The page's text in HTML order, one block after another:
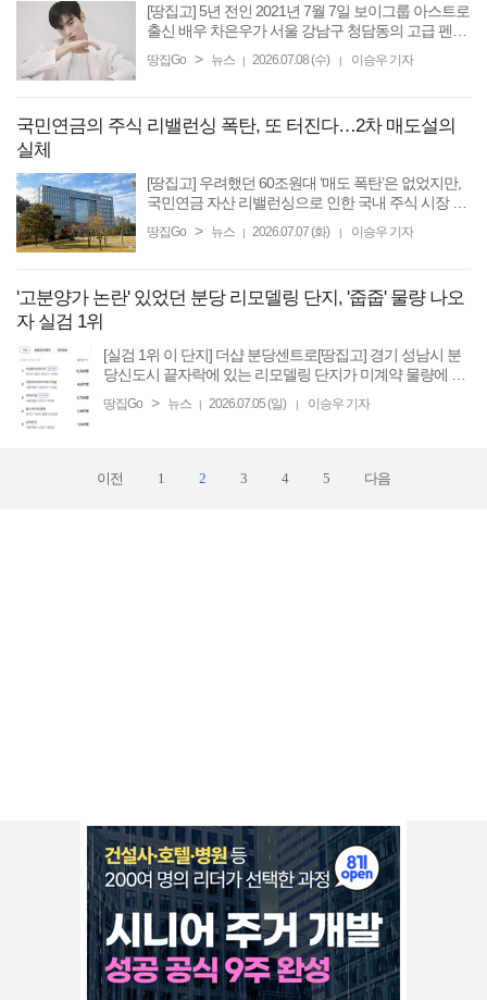
[땅집고] 5년 전인 2021년 7월 7일 보이그룹 아스트로
출신 배우 차은우가 서울 강남구 청담동의 고급 펜트
져 화제가 됐다. 현재 시장에 나온 매물 호가에 매도
땅집Go > 뉴스 | 2026.07.08 (수) | 이승우 기자
국민연금의 주식 리밸런싱 폭탄, 또 터진다…2차 매도설의
실체
[땅집고] 우려했던 60조원대 ‘매도 폭탄’은 없었지만,
국민연금 자산 리밸런싱으로 인한 국내 주식 시장 불
연금의 국내 주식 투자 비중을 조정하는 리밸런싱으
땅집Go > 뉴스 | 2026.07.07 (화) | 이승우 기자
'고분양가 논란' 있었던 분당 리모델링 단지, '줍줍' 물량 나오
자 실검 1위
[실검 1위 이 단지] 더샵 분당센트로[땅집고] 경기 성남시 분
당신도시 끝자락에 있는 리모델링 단지가 미계약 물량에 대
다. 5일 한국부동산원 청약홈에 따르면, ...
땅집Go > 뉴스 2026.07.05 (일) 이승우 기자
이전 1 2 3 4 5 다음